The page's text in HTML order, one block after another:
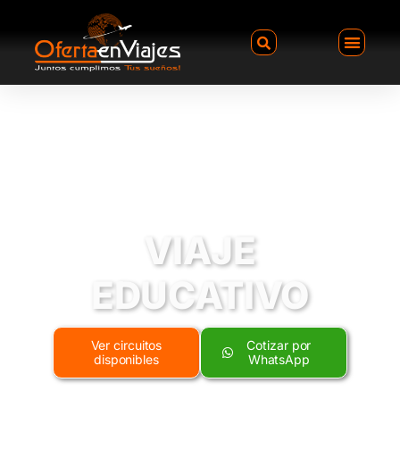
VIAJE
EDUCATIVO
Ver circuitos
disponibles
Cotizar por
WhatsApp